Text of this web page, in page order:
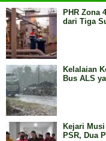
PHR Zona
dari Tiga
Kelalaian
Bus ALS
Kejari
PSR, Dua